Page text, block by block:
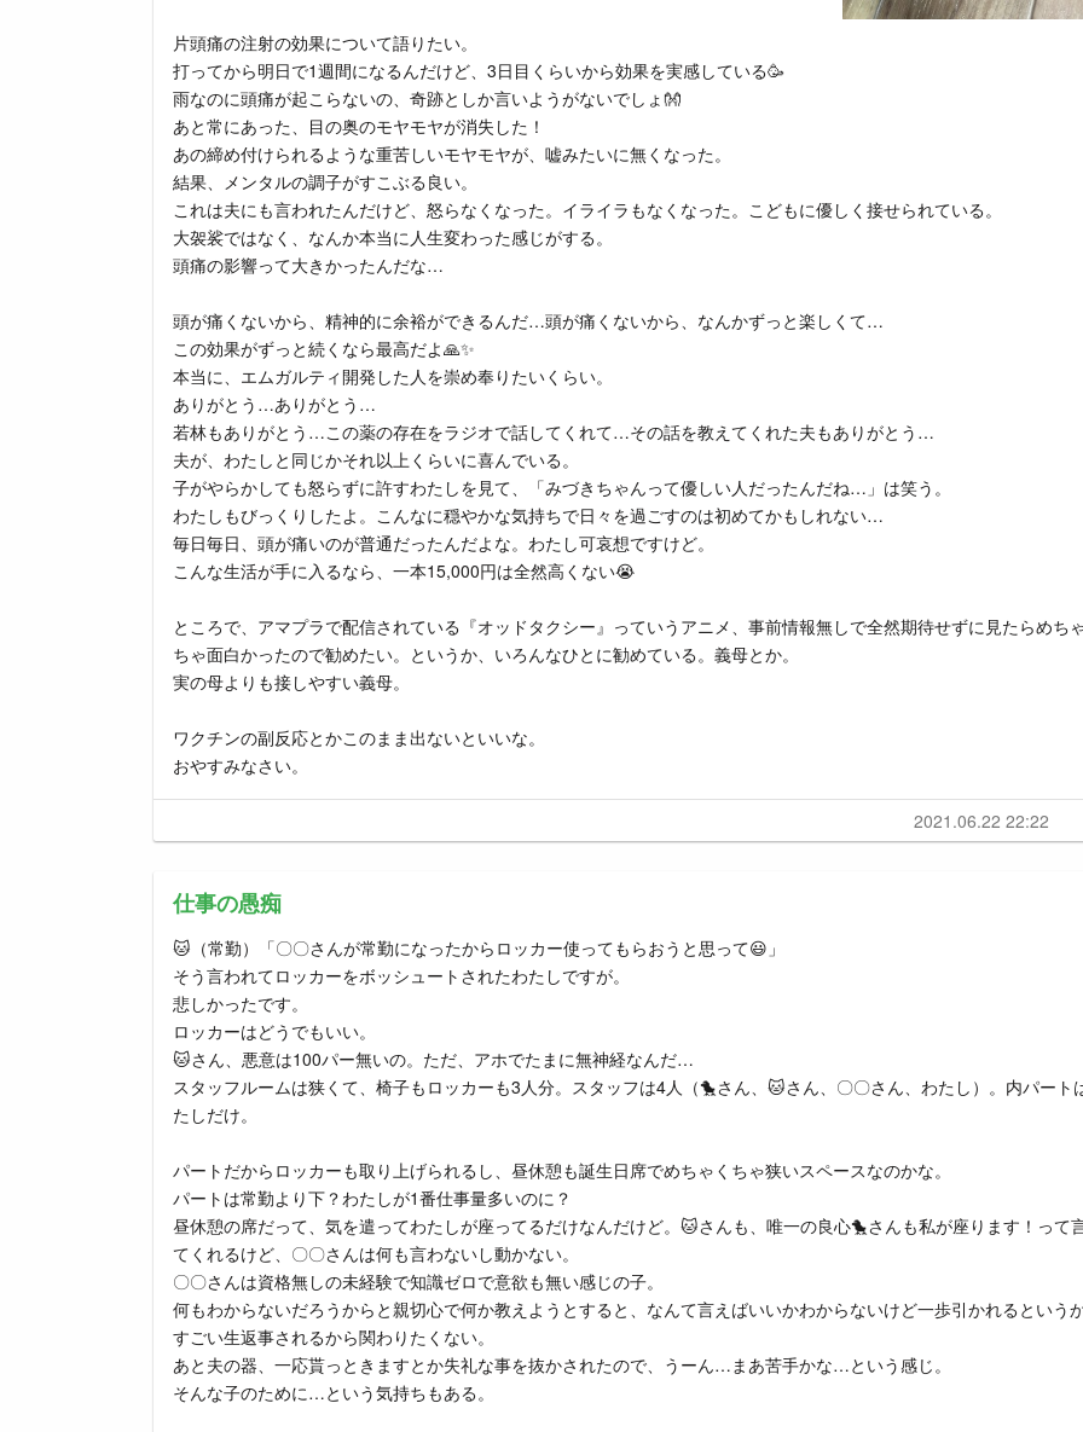
片頭痛の注射の効果について語りたい。
打ってから明日で1週間になるんだけど、3日目くらいから効果を実感している🥳
雨なのに頭痛が起こらないの、奇跡としか言いようがないでしょ👐
あと常にあった、目の奥のモヤモヤが消失した！
あの締め付けられるような重苦しいモヤモヤが、嘘みたいに無くなった。
結果、メンタルの調子がすこぶる良い。
これは夫にも言われたんだけど、怒らなくなった。イライラもなくなった。こどもに優しく接せられている。
大袈裟ではなく、なんか本当に人生変わった感じがする。
頭痛の影響って大きかったんだな…
頭が痛くないから、精神的に余裕ができるんだ…頭が痛くないから、なんかずっと楽しくて…
この効果がずっと続くなら最高だよ🙏✨
本当に、エムガルティ開発した人を崇め奉りたいくらい。
ありがとう…ありがとう…
若林もありがとう…この薬の存在をラジオで話してくれて…その話を教えてくれた夫もありがとう…
夫が、わたしと同じかそれ以上くらいに喜んでいる。
子がやらかしても怒らずに許すわたしを見て、「みづきちゃんって優しい人だったんだね…」は笑う。
わたしもびっくりしたよ。こんなに穏やかな気持ちで日々を過ごすのは初めてかもしれない…
毎日毎日、頭が痛いのが普通だったんだよな。わたし可哀想ですけど。
こんな生活が手に入るなら、一本15,000円は全然高くない😭
ところで、アマプラで配信されている『オッドタクシー』っていうアニメ、事前情報無しで全然期待せずに見たらめち
ちゃ面白かったので勧めたい。というか、いろんなひとに勧めている。義母とか。
実の母よりも接しやすい義母。
ワクチンの副反応とかこのまま出ないといいな。
おやすみなさい。
2021.06.22 22:22
仕事の愚痴
🐱（常勤）「〇〇さんが常勤になったからロッカー使ってもらおうと思って😃」
そう言われてロッカーをボッシュートされたわたしですが。
悲しかったです。
ロッカーはどうでもいい。
🐱さん、悪意は100パー無いの。ただ、アホでたまに無神経なんだ…
スタッフルームは狭くて、椅子もロッカーも3人分。スタッフは4人（🐤さん、🐱さん、〇〇さん、わたし）。内パート
たしだけ。
パートだからロッカーも取り上げられるし、昼休憩も誕生日席でめちゃくちゃ狭いスペースなのかな。
パートは常勤より下？わたしが1番仕事量多いのに？
昼休憩の席だって、気を遣ってわたしが座ってるだけなんだけど。🐱さんも、唯一の良心🐤さんも私が座ります！って
てくれるけど、〇〇さんは何も言わないし動かない。
〇〇さんは資格無しの未経験で知識ゼロで意欲も無い感じの子。
何もわからないだろうからと親切心で何か教えようとすると、なんて言えばいいかわからないけど一歩引かれるという
すごい生返事されるから関わりたくない。
あと夫の器、一応貰っときますとか失礼な事を抜かされたので、うーん…まあ苦手かな…という感じ。
そんな子のために…という気持ちもある。